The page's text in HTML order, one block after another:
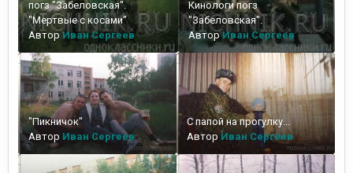
погз "Забеловская".
"Мертвые с косами"
АвторИван Сергеев
Кинологи погз
"Забеловская".
АвторИван Сергеев
"Пикничок"
Автор Иван Сергеев
С папой на прогулку...
АвторИван Сергеев